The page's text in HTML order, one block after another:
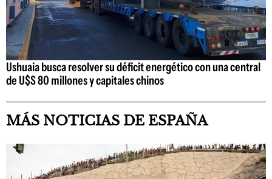
Ushuaia busca resolver su déficit energético con una central
de U$S 80 millones y capitales chinos
MÁS NOTICIAS DE ESPAÑA